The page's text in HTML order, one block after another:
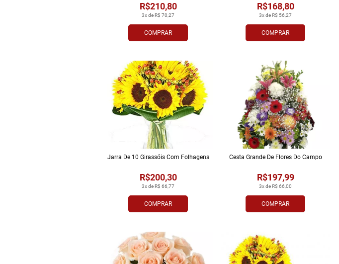
COMPRAR
3x de R$ 70,27
R$210,80
COMPRAR
3x de R$ 56,27
R$168,80
COMPRAR
3x de R$ 66,77
R$200,30
Jarra De 10 Girassóis Com Folhagens
COMPRAR
3x de R$ 66,00
R$197,99
Cesta Grande De Flores Do Campo